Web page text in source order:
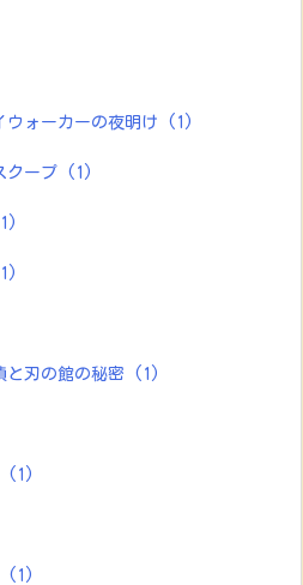
ウォーカーの夜明け (1)
クープ (1)
と刃の館の秘密 (1)
(1)
(1)